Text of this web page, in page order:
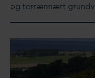
og terrænnært grundv